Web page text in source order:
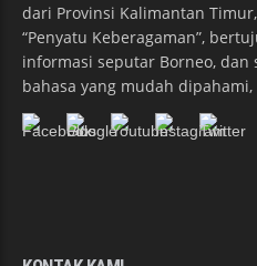
dari Provinsi Kalimantan
“Penyatu Keberagaman”,
informasi seputar Borneo, dan
bahasa yang mudah dipahami,